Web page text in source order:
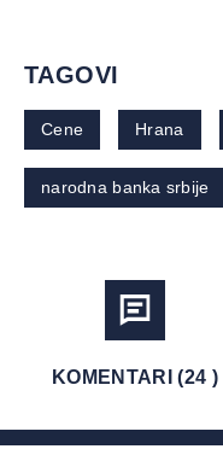
TAGOVI
Cene Hrana
narodna banka srbije
KOMENTARI (24 )